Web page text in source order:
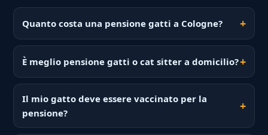
Quanto costa una pensione gatti a Cologne?
È meglio pensione gatti o cat sitter a domicilio?
Il mio gatto deve essere vaccinato per la
pensione?